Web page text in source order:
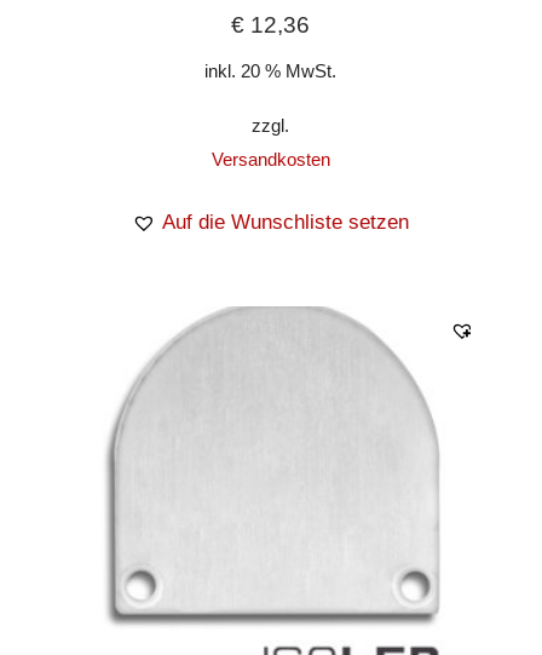
€ 12,36
inkl. 20 % MwSt.
zzgl.
Versandkosten
Auf die Wunschliste setzen